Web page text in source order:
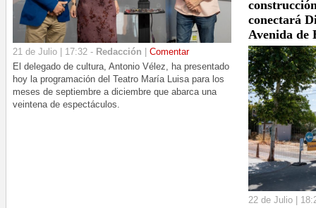
21 de Julio | 17:32 - Redacción
Comentar
El delegado de cultura, Antonio Vélez, ha presentado
hoy la programación del Teatro María Luisa para los
meses de septiembre a diciembre que abarca una
veintena de espectáculos.
conectará
Avenida de
22 de Julio |